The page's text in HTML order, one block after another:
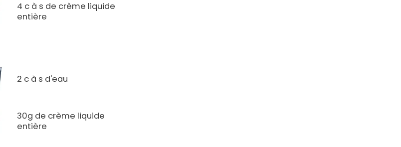
4 c à s de crème liquide
entière
2 c à s d'eau
30g de crème liquide
entière